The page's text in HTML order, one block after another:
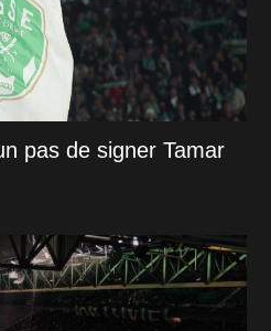
pas de signer Tamar